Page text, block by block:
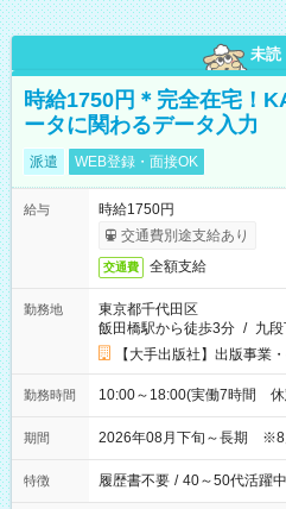
未読
時給1750円＊完全在宅！
ータに関わるデータ入力
派遣 WEB登録・面接OK
給与
時給1750円
交通費別途支給あり
交通費 全額支給
勤務地
東京都千代田区
飯田橋駅から徒歩3分 / 九
【大手出版社】出版事業
勤務時間 10:00～18:00(実働7時間 休
期間 2026年08月下旬～長期 ※8
特徴 履歴書不要 / 40～50代活躍中